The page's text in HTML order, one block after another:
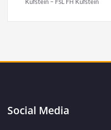
FSL FH
Social Media